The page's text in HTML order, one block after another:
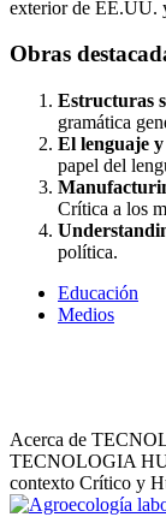
exterior de EE.UU.
Obras
Estructuras
gramática
El lenguaje
papel del
Crítica a los
política.
Educación
Medios
Acerca de
TECNOLOGIA
contexto Crítico y
Sitio
Facebook
Instagram
Twitter
LinkedIn